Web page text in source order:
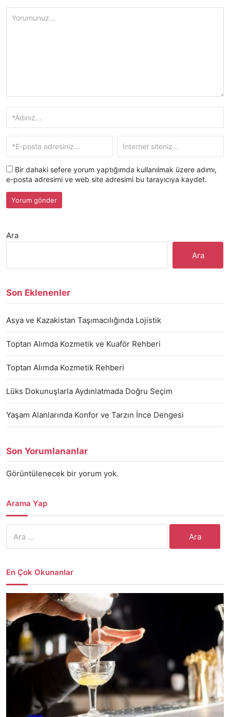
Bir dahaki sefere yorum yaptığımda kullanılmak üzere adımı,
e-posta adresimi ve web site adresimi bu tarayıcıya kaydet.
Ara
Ara
Son Eklenenler
Asya ve Kazakistan Taşımacılığında Lojistik
Toptan Alımda Kozmetik ve Kuaför Rehberi
Toptan Alımda Kozmetik Rehberi
Lüks Dokunuşlarla Aydınlatmada Doğru Seçim
Yaşam Alanlarında Konfor ve Tarzın İnce Dengesi
Son Yorumlananlar
Görüntülenecek bir yorum yok.
Arama Yap
En Çok Okunanlar